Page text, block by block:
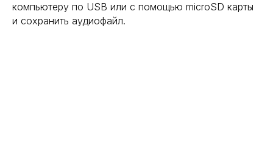
компьютеру по USB или с помощью microSD карты
и сохранить аудиофайл.